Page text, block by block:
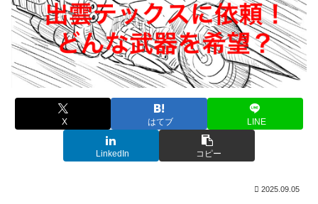
X はてブ LINE
LinkedIn コピー
2025.09.05